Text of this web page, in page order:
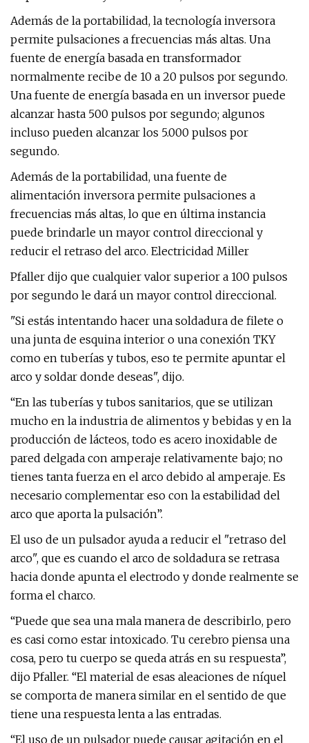
Además de la portabilidad, la tecnología inversora
permite pulsaciones a frecuencias más altas. Una
fuente de energía basada en transformador
normalmente recibe de 10 a 20 pulsos por segundo.
Una fuente de energía basada en un inversor puede
alcanzar hasta 500 pulsos por segundo; algunos
incluso pueden alcanzar los 5.000 pulsos por
segundo.
Además de la portabilidad, una fuente de
alimentación inversora permite pulsaciones a
frecuencias más altas, lo que en última instancia
puede brindarle un mayor control direccional y
reducir el retraso del arco. Electricidad Miller
Pfaller dijo que cualquier valor superior a 100 pulsos
por segundo le dará un mayor control direccional.
"Si estás intentando hacer una soldadura de filete o
una junta de esquina interior o una conexión TKY
como en tuberías y tubos, eso te permite apuntar el
arco y soldar donde deseas", dijo.
“En las tuberías y tubos sanitarios, que se utilizan
mucho en la industria de alimentos y bebidas y en la
producción de lácteos, todo es acero inoxidable de
pared delgada con amperaje relativamente bajo; no
tienes tanta fuerza en el arco debido al amperaje. Es
necesario complementar eso con la estabilidad del
arco que aporta la pulsación”.
El uso de un pulsador ayuda a reducir el "retraso del
arco", que es cuando el arco de soldadura se retrasa
hacia donde apunta el electrodo y donde realmente se
forma el charco.
“Puede que sea una mala manera de describirlo, pero
es casi como estar intoxicado. Tu cerebro piensa una
cosa, pero tu cuerpo se queda atrás en su respuesta”,
dijo Pfaller. “El material de esas aleaciones de níquel
se comporta de manera similar en el sentido de que
tiene una respuesta lenta a las entradas.
“El uso de un pulsador puede causar agitación en el